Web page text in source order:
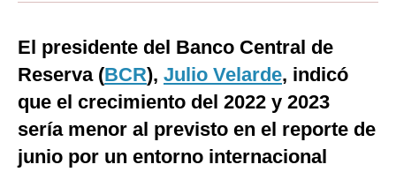
Mundo
EEUU
México
España
El presidente del Banco Central de
Reserva (BCR), Julio Velarde, indicó
que el crecimiento del 2022 y 2023
sería menor al previsto en el reporte de
junio por un entorno internacional